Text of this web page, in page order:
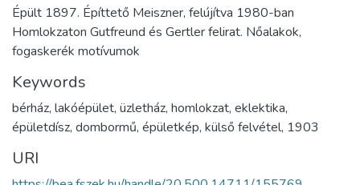
Épült 1897. Építtető Meiszner, felújítva 1980-ban
Homlokzaton Gutfreund és Gertler felirat. Nőalakok,
fogaskerék motívumok
Keywords
bérház, lakóépület, üzletház, homlokzat, eklektika,
épületdísz, dombormű, épületkép, külső felvétel, 1903
URI